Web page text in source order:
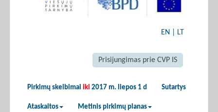
EN LT
Prisijungimas prie CVP IS
Pirkimų skelbimai iki 2017 m. liepos 1 d Sutartys
Ataskaitos Metinis pirkimų planas